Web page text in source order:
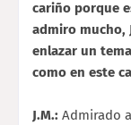
cariño porque
admiro mucho,
enlazar un
como en este
J.M.: Admirado